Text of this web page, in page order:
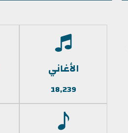
الأغاني
18,239